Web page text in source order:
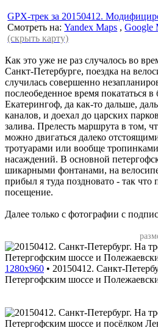
GPX-трек за 20150412.
Смотреть на:Yandex Maps ,Google
(скрыть карту)
Как это уже не раз случалось во
Санкт-Петербурге, поездка на
случилась совершенно
послеобеденное время покататься
Екатерингоф, да как-то дальше,
каналов, и доехал до царских
залива. Прелесть маршрута в том,
можно двигаться далеко
тротуарами или вообще
насаждений. В основной
шикарными фонтанами, на
прибыл я туда поздновато - так что
посещение.
Далее только с фотографии с
1280x960 • 20150412. Санкт-
Петергофским шоссе и